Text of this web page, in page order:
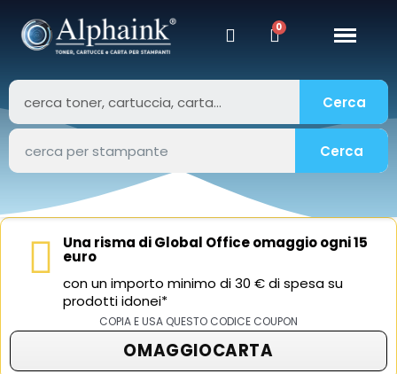
Cerca
Cerca
Una risma di Global Office omaggio ogni 15
euro
con un importo minimo di 30 € di spesa su
prodotti idonei*
COPIA E USA QUESTO CODICE COUPON
OMAGGIOCARTA